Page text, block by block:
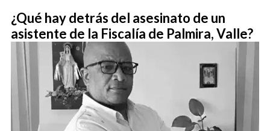
EMISIÓN 7:00 PM
EMISIÓN 11:30 PM
¿Qué hay detrás del asesinato de un
asistente de la Fiscalía de Palmira, Valle?